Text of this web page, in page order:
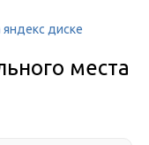
диске
места